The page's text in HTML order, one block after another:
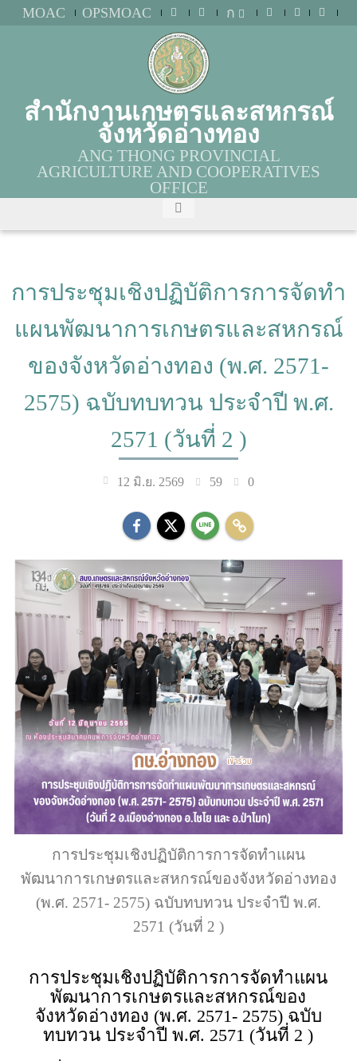
MOAC OPSMOAC ก
สำนักงานเกษตรและสหกรณ์
จังหวัดอ่างทอง
ANG THONG PROVINCIAL
AGRICULTURE AND COOPERATIVES
OFFICE
การประชุมเชิงปฏิบัติการการจัดทำ
แผนพัฒนาการเกษตรและสหกรณ์
ของจังหวัดอ่างทอง (พ.ศ. 2571-
2575) ฉบับทบทวน ประจำปี พ.ศ.
2571 (วันที่ 2 )
12 มิ.ย. 2569 59 0
การประชุมเชิงปฏิบัติการการจัดทำแผน
พัฒนาการเกษตรและสหกรณ์ของจังหวัดอ่างทอง
(พ.ศ. 2571- 2575) ฉบับทบทวน ประจำปี พ.ศ.
2571 (วันที่ 2 )
การประชุมเชิงปฏิบัติการการจัดทำแผน
พัฒนาการเกษตรและสหกรณ์ของ
จังหวัดอ่างทอง (พ.ศ. 2571- 2575) ฉบับ
ทบทวน ประจำปี พ.ศ. 2571 (วันที่ 2 )